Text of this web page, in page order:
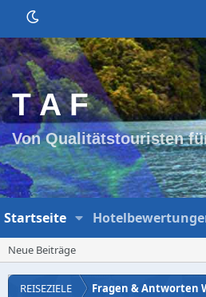
T A F
Von Qualitätstouristen
Startseite
Neue Beiträge
REISEZIELE Fragen & Antworten